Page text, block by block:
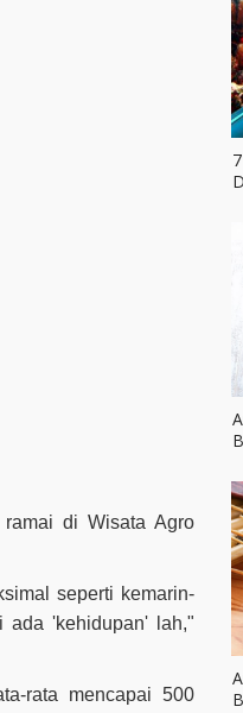
di Wisata Agro
seperti kemarin-
ada 'kehidupan' lah,"
rata mencapai 500